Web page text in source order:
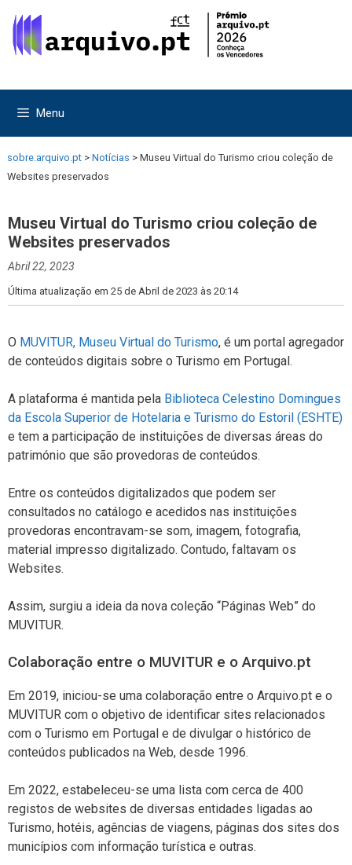
para
para
Menu
sobre.arquivo.pt > Notícias > Museu Virtual do Turismo criou coleção de
Websites preservados
Museu Virtual do Turismo criou coleção de
Websites preservados
Abril 22, 2023
Última atualização em 25 de Abril de 2023 às 20:14
O MUVITUR, Museu Virtual do Turismo, é um portal agregador
de conteúdos digitais sobre o Turismo em Portugal.
A plataforma é mantida pela Biblioteca Celestino Domingues
da Escola Superior de Hotelaria e Turismo do Estoril (ESHTE)
e tem a participação de instituições de diversas áreas do
património que são provedoras de conteúdos.
Entre os conteúdos digitalizados que podem ser
consultados no catálogo e acedidos nas instituições
provedoras encontravam-se som, imagem, fotografia,
material impresso digitalizado. Contudo, faltavam os
Websites.
Assim, surgiu a ideia da nova coleção “Páginas Web” do
MUVITUR.
Colaboração entre o MUVITUR e o Arquivo.pt
Em 2019, iniciou-se uma colaboração entre o Arquivo.pt e o
MUVITUR com o objetivo de identificar sites relacionados
com o Turismo em Portugal e de divulgar o histórico de
conteúdos publicados na Web, desde 1996.
Em 2022, estabeleceu-se uma lista com cerca de 400
registos de websites de diversas entidades ligadas ao
Turismo, hotéis, agências de viagens, páginas dos sites dos
municípios com informação turística e outras.